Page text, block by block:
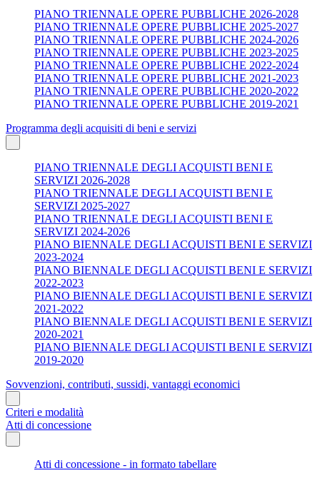
PIANO TRIENNALE OPERE PUBBLICHE 2026-2028
PIANO TRIENNALE OPERE PUBBLICHE 2025-2027
PIANO TRIENNALE OPERE PUBBLICHE 2024-2026
PIANO TRIENNALE OPERE PUBBLICHE 2023-2025
PIANO TRIENNALE OPERE PUBBLICHE 2022-2024
PIANO TRIENNALE OPERE PUBBLICHE 2021-2023
PIANO TRIENNALE OPERE PUBBLICHE 2020-2022
PIANO TRIENNALE OPERE PUBBLICHE 2019-2021
Programma degli acquisiti di beni e servizi
PIANO TRIENNALE DEGLI ACQUISTI BENI E
SERVIZI 2026-2028
PIANO TRIENNALE DEGLI ACQUISTI BENI E
SERVIZI 2025-2027
PIANO TRIENNALE DEGLI ACQUISTI BENI E
SERVIZI 2024-2026
PIANO BIENNALE DEGLI ACQUISTI BENI E SERVIZI
2023-2024
PIANO BIENNALE DEGLI ACQUISTI BENI E SERVIZI
2022-2023
PIANO BIENNALE DEGLI ACQUISTI BENI E SERVIZI
2021-2022
PIANO BIENNALE DEGLI ACQUISTI BENI E SERVIZI
2020-2021
PIANO BIENNALE DEGLI ACQUISTI BENI E SERVIZI
2019-2020
Sovvenzioni, contributi, sussidi, vantaggi economici
Criteri e modalità
Atti di concessione
Atti di concessione - in formato tabellare